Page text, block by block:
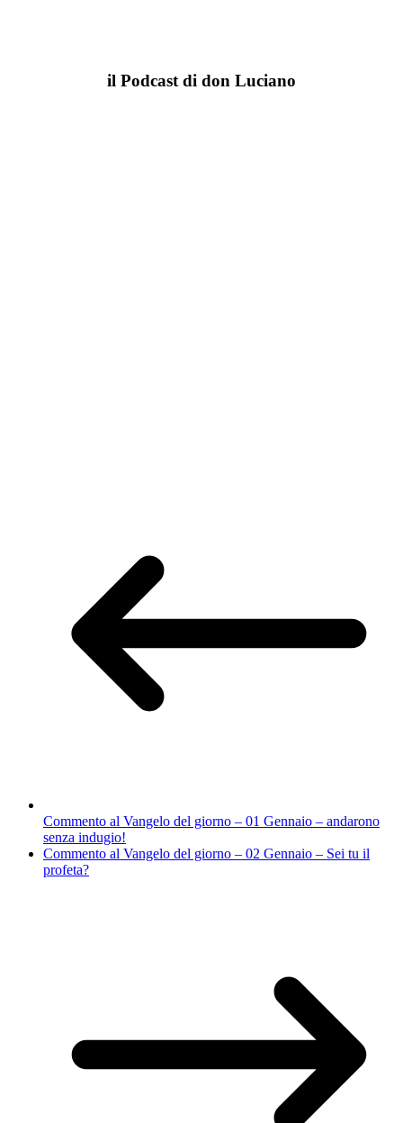
il Podcast di don Luciano
Commento al Vangelo del giorno – 01 Gennaio – andarono
senza indugio!
Commento al Vangelo del giorno – 02 Gennaio – Sei tu il
profeta?